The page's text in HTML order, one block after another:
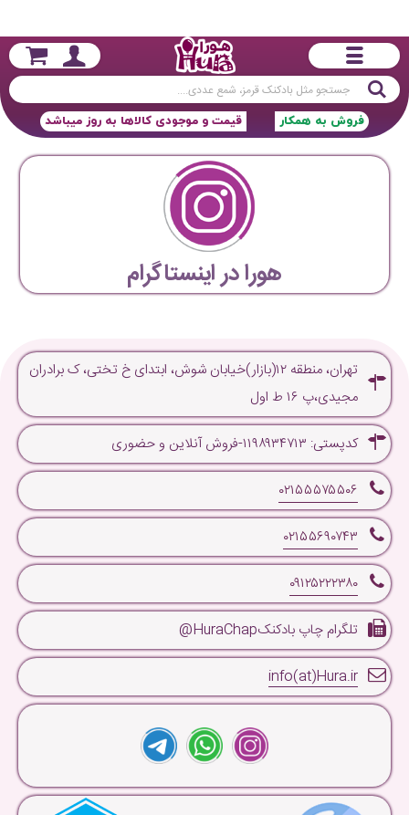
جستجو
قیمت و موجودی کالاها به روز میباشد فروش به همکار
هورا در اینستاگرام
تهران، منطقه ۱۲(بازار)خیابان شوش، ابتدای خ تختی، ک برادران
مجیدی،پ ۱۶ ط اول
کدپستی: ۱۱۹۸۹۳۴۷۱۳-فروش آنلاین و حضوری
۰۲۱۵۵۵۷۵۵۰۶
۰۲۱۵۵۶۹۰۷۴۳
۰۹۱۲۵۲۲۲۳۸۰
تلگرام چاپ بادکنکHuraChap@
info(at)Hura.ir